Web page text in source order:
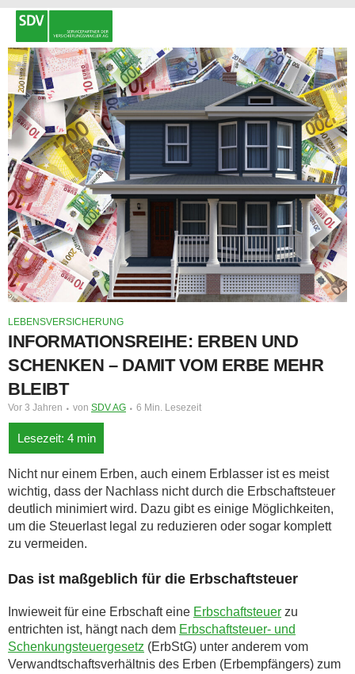
LEBENSVERSICHERUNG
INFORMATIONSREIHE: ERBEN UND
SCHENKEN – DAMIT VOM ERBE MEHR
BLEIBT
Vor 3 Jahren von SDV AG 6 Min. Lesezeit
Nicht nur einem Erben, auch einem Erblasser ist es meist
wichtig, dass der Nachlass nicht durch die Erbschaftsteuer
deutlich minimiert wird. Dazu gibt es einige Möglichkeiten,
um die Steuerlast legal zu reduzieren oder sogar komplett
zu vermeiden.
Das ist maßgeblich für die Erbschaftsteuer
Inwieweit für eine Erbschaft eine Erbschaftsteuer zu
entrichten ist, hängt nach dem Erbschaftsteuer- und
Schenkungsteuergesetz (ErbStG) unter anderem vom
Verwandtschaftsverhältnis des Erben (Erbempfängers) zum